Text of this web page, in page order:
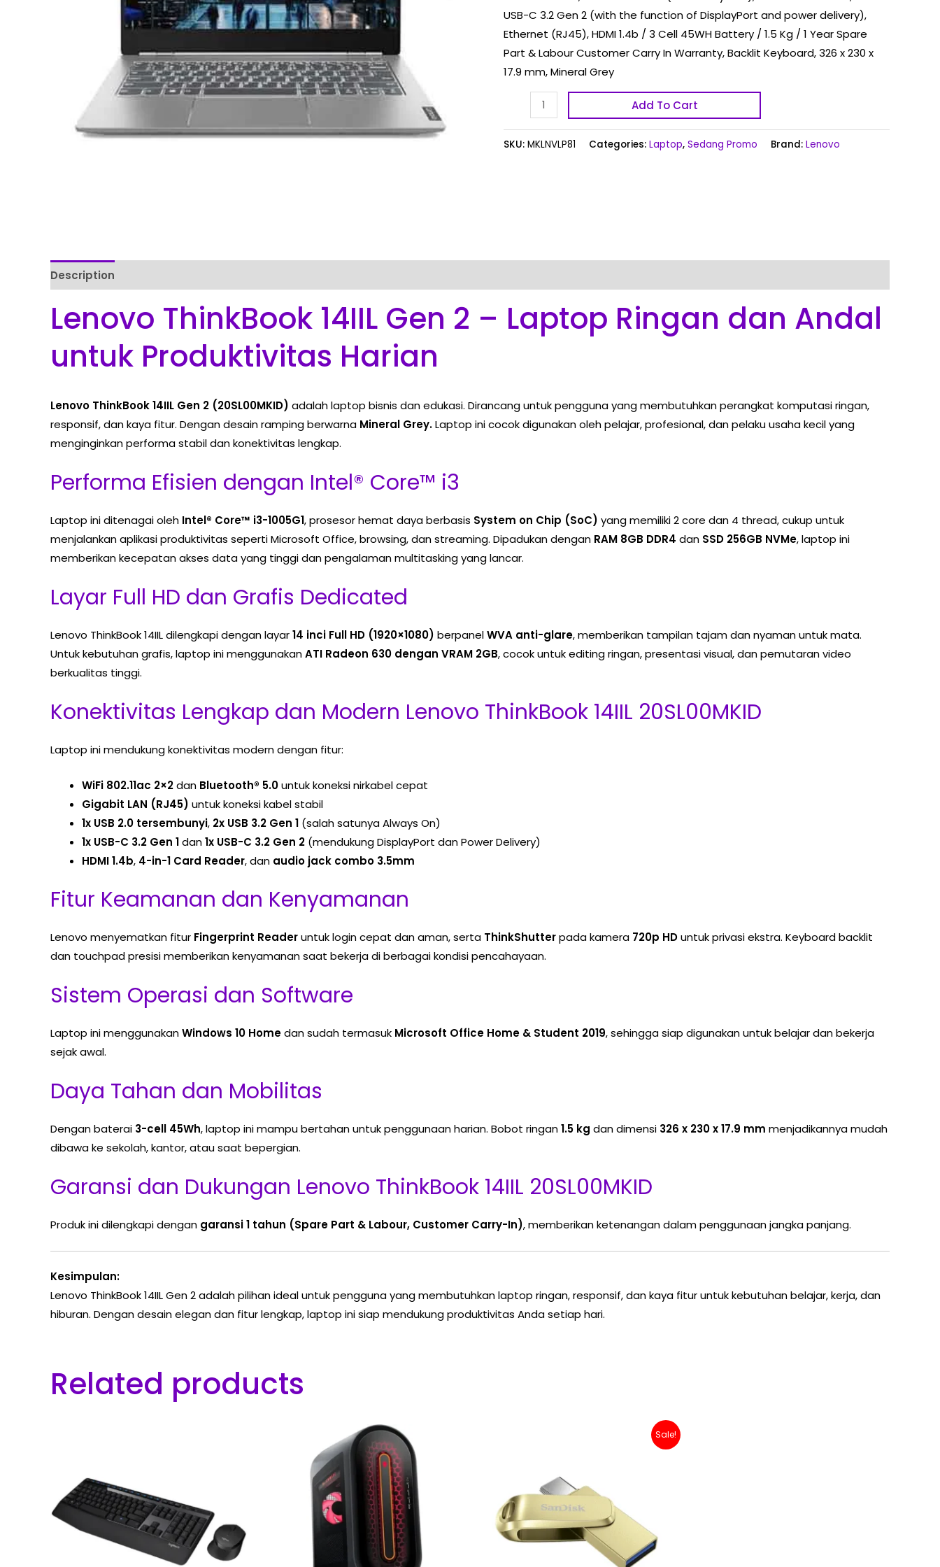
USB-C 3.2 Gen 2 (with the function of DisplayPort and power delivery),
Ethernet (RJ45), HDMI 1.4b / 3 Cell 45WH Battery / 1.5 Kg / 1 Year Spare
Part & Labour Customer Carry In Warranty, Backlit Keyboard, 326 x 230 x
17.9 mm, Mineral Grey
Add To Cart
SKU: MKLNVLP81 Categories: Laptop, Sedang Promo Brand: Lenovo
Description
Lenovo ThinkBook 14IIL Gen 2 – Laptop Ringan dan Andal
untuk Produktivitas Harian
Lenovo ThinkBook 14IIL Gen 2 (20SL00MKID) adalah laptop bisnis dan edukasi. Dirancang untuk pengguna yang membutuhkan perangkat komputasi ringan,
responsif, dan kaya fitur. Dengan desain ramping berwarna Mineral Grey.Laptop ini cocok digunakan oleh pelajar, profesional, dan pelaku usaha kecil yang
menginginkan performa stabil dan konektivitas lengkap.
Performa Efisien dengan Intel® Core™ i3
Laptop ini ditenagai oleh Intel® Core™ i3-1005G1, prosesor hemat daya berbasis System on Chip (SoC) yang memiliki 2 core dan 4 thread, cukup untuk
menjalankan aplikasi produktivitas seperti Microsoft Office, browsing, dan streaming. Dipadukan dengan RAM 8GB DDR4 dan SSD 256GB NVMe, laptop ini
memberikan kecepatan akses data yang tinggi dan pengalaman multitasking yang lancar.
Layar Full HD dan Grafis Dedicated
Lenovo ThinkBook 14IIL dilengkapi dengan layar14 inci Full HD (1920×1080) berpanelWVA anti-glare, memberikan tampilan tajam dan nyaman untuk mata.
Untuk kebutuhan grafis, laptop ini menggunakanATI Radeon 630 dengan VRAM 2GB, cocok untuk editing ringan, presentasi visual, dan pemutaran video
berkualitas tinggi.
Konektivitas Lengkap dan Modern Lenovo ThinkBook 14IIL 20SL00MKID
Laptop ini mendukung konektivitas modern dengan fitur:
WiFi 802.11ac 2×2dan Bluetooth® 5.0untuk koneksi nirkabel cepat
Gigabit LAN (RJ45) untuk koneksi kabel stabil
1x USB 2.0 tersembunyi, 2x USB 3.2 Gen 1 (salah satunya Always On)
1x USB-C 3.2 Gen 1dan1x USB-C 3.2 Gen 2 (mendukung DisplayPort dan Power Delivery)
HDMI 1.4b, 4-in-1 Card Reader, dan audio jack combo 3.5mm
Fitur Keamanan dan Kenyamanan
Lenovo menyematkan fitur Fingerprint Readeruntuk login cepat dan aman, serta ThinkShutterpada kamera 720p HDuntuk privasi ekstra. Keyboard backlit
dan touchpad presisi memberikan kenyamanan saat bekerja di berbagai kondisi pencahayaan.
Sistem Operasi dan Software
Laptop ini menggunakanWindows 10 Homedan sudah termasuk Microsoft Office Home & Student 2019, sehingga siap digunakan untuk belajar dan bekerja
sejak awal.
Daya Tahan dan Mobilitas
Dengan baterai 3-cell 45Wh, laptop ini mampu bertahan untuk penggunaan harian. Bobot ringan1.5 kg dan dimensi 326 x 230 x 17.9 mm menjadikannya mudah
dibawa ke sekolah, kantor, atau saat bepergian.
Garansi dan Dukungan Lenovo ThinkBook 14IIL 20SL00MKID
Produk ini dilengkapi dengan garansi 1 tahun (Spare Part & Labour, Customer Carry-In), memberikan ketenangan dalam penggunaan jangka panjang.
Kesimpulan:
Lenovo ThinkBook 14IIL Gen 2 adalah pilihan ideal untuk pengguna yang membutuhkan laptop ringan, responsif, dan kaya fitur untuk kebutuhan belajar, kerja, dan
hiburan. Dengan desain elegan dan fitur lengkap, laptop ini siap mendukung produktivitas Anda setiap hari.
Related products
Sale!